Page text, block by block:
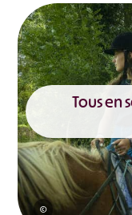
©
Tous en